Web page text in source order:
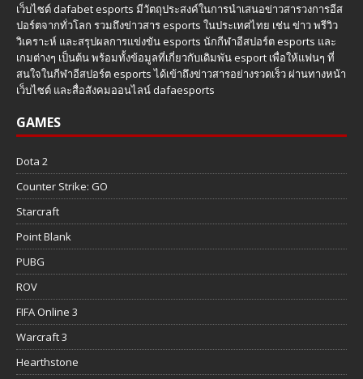
เว็บไซต์ dafabet esports มีวัตถุประสงค์ในการนำเสนอข่าวสารวงการอีส
ปอร์ตจากทั่วโลก รวมถึงข่าวสาร esports ในประเทศไทย เช่น ข่าว พรีวิว
วิเคราะห์ และสรุปผลการแข่งขัน esports นักกีฬาอีสปอร์ต esports และ
เกมต่างๆ เป็นต้น พร้อมทั้งข้อมูลที่เกี่ยวกับเดิมพัน esport เพื่อให้แฟนๆ ที่
สนใจในกีฬาอีสปอร์ต esports ได้เข้าถึงข่าวสารอย่างรวดเร็ว ผ่านทางหน้า
เว็บไซต์ และสื่อสังคมออนไลน์ dafaesports
GAMES
Dota 2
Counter Strike: GO
Starcraft
Point Blank
PUBG
ROV
FIFA Online 3
Warcraft 3
Hearthstone